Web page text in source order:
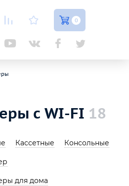
0
с WI-FI 18
Кассетные Консольные
для дома